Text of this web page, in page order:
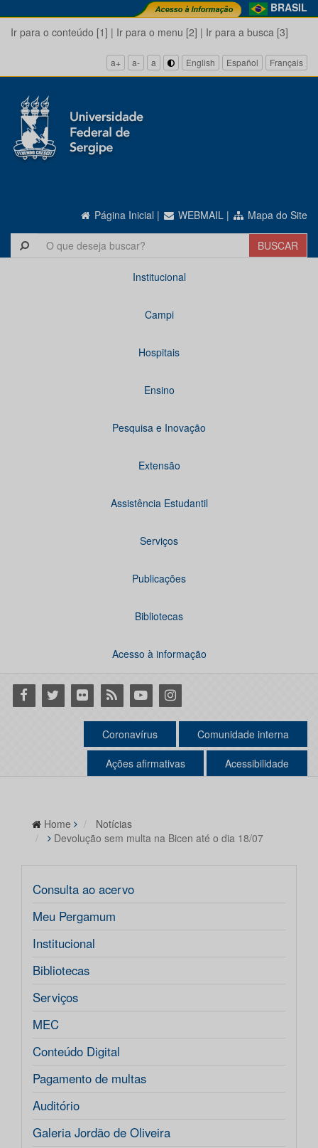
BRASIL
Ir para o conteúdo [1] | Ir para o menu [2] | Ir para a busca [3]
a+ a- a English Español Français
Página Inicial | WEBMAIL | Mapa do Site
Institucional
Campi
Hospitais
Ensino
Pesquisa e Inovação
Extensão
Assistência Estudantil
Serviços
Publicações
Bibliotecas
Acesso à informação
Facebook
Twitter Flickr RSS YoutubeInstagram
Coronavírus Comunidade interna
Ações afirmativas Acessibilidade
Home
Notícias
Devolução sem multa na Bicen até o dia 18/07
Consulta ao acervo
Meu Pergamum
Institucional
Bibliotecas
Serviços
MEC
Conteúdo Digital
Pagamento de multas
Auditório
Galeria Jordão de Oliveira